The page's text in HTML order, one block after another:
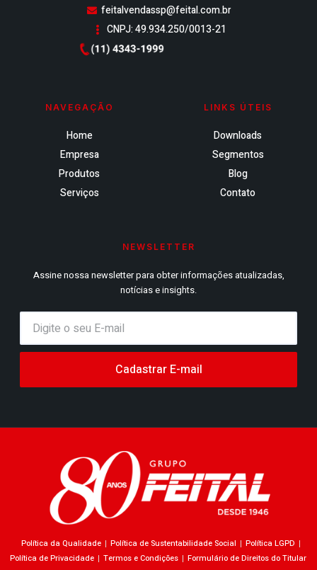
feitalvendassp@feital.com.br
CNPJ: 49.934.250/0013-21
NAVEGAÇÃO
Home
Empresa
Produtos
Serviços
LINKS ÚTEIS
Downloads
Segmentos
Blog
Contato
NEWSLETTER
Assine nossa newsletter para obter informações atualizadas,
notícias e insights.
Cadastrar E-mail
Política da Qualidade Política de Sustentabilidade Social
Política LGPD
Política de Privacidade
Termos e Condições
Formulário de Direitos do Titular